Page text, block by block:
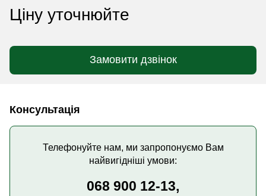
Ціну уточнюйте
Замовити дзвінок
Консультація
Телефонуйте нам, ми запропонуємо Вам
найвигідніші умови:
068 900 12-13,